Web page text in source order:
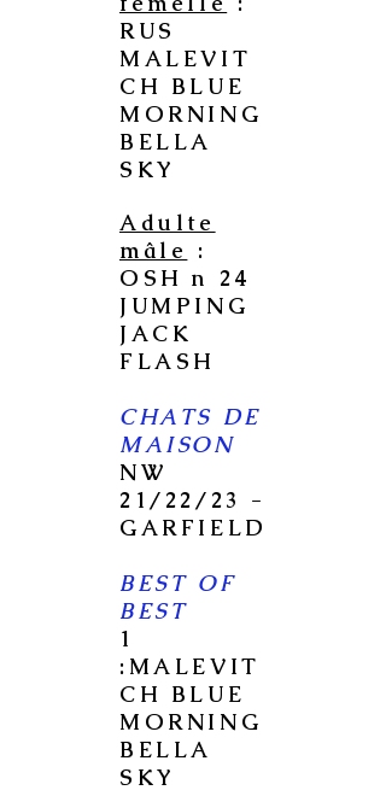
RUS
MALEVIT
CH BLUE
MORNING
BELLA
SKY
Adulte
mâle
:
OSH n 24
JUMPING
JACK
FLASH
CHATS DE
MAISON
NW
21/22/23 -
GARFIELD
BEST OF
BEST
1
:MALEVIT
CH BLUE
MORNING
BELLA
SKY